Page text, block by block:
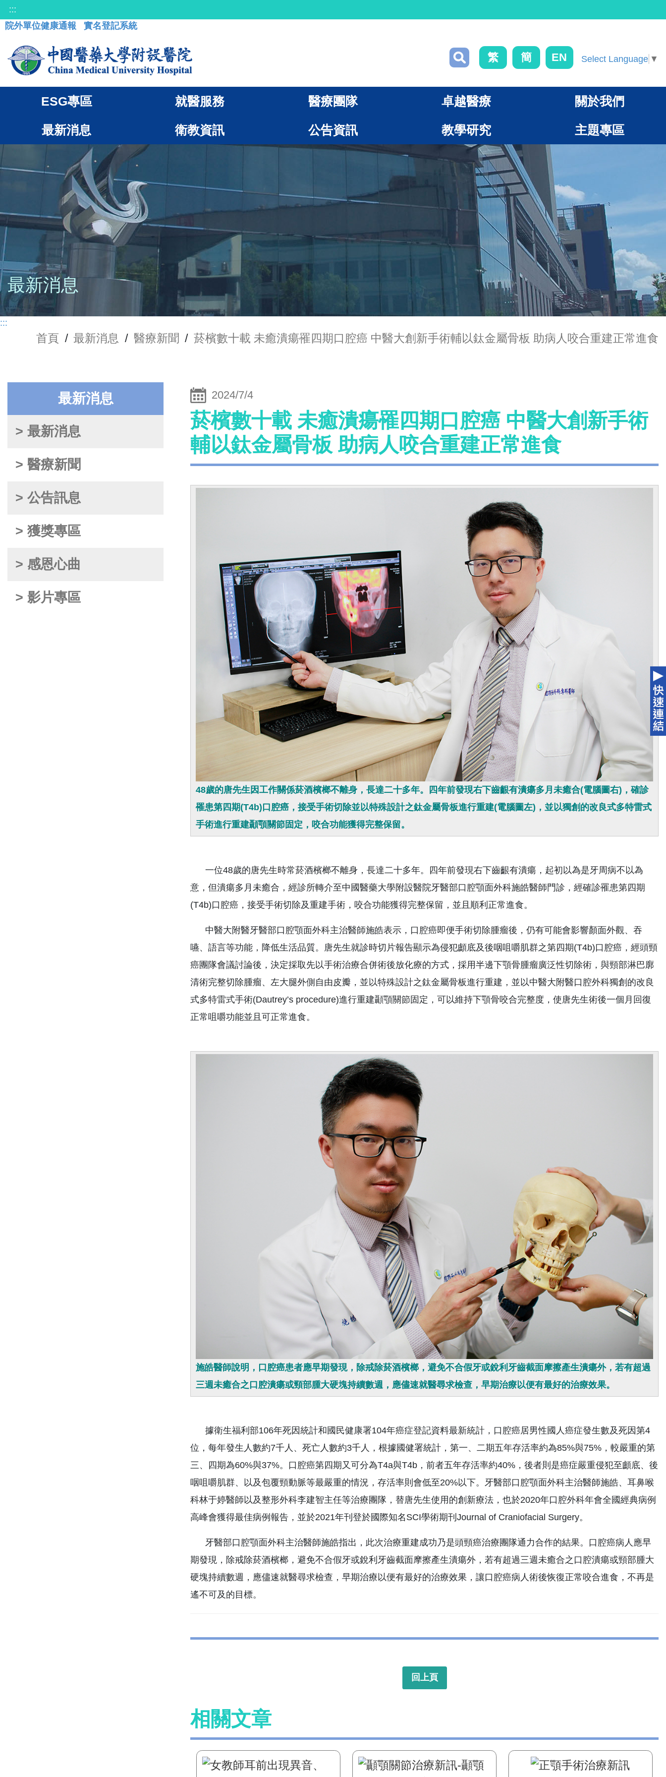
:::
院外單位健康通報
實名登記系統
繁 簡 EN Select Language ▼
ESG專區 就醫服務 醫療團隊 卓越醫療 關於我們
最新消息 衛教資訊 公告資訊 教學研究 主題專區
最新消息
:::
首頁 / 最新消息 / 醫療新聞 / 菸檳數十載 未癒潰瘍罹四期口腔癌 中醫大創新手術輔以鈦金屬骨板 助病人咬合重建正常進食
最新消息
> 最新消息
> 醫療新聞
> 公告訊息
> 獲獎專區
> 感恩心曲
> 影片專區
2024/7/4
菸檳數十載 未癒潰瘍罹四期口腔癌 中醫大創新手術
輔以鈦金屬骨板 助病人咬合重建正常進食
48歲的唐先生因工作關係菸酒檳榔不離身，長達二十多年。四年前發現右下齒齦有潰瘍多月未癒合(電腦圖右)，確診
罹患第四期(T4b)口腔癌，接受手術切除並以特殊設計之鈦金屬骨板進行重建(電腦圖左)，並以獨創的改良式多特雷式
手術進行重建顳顎關節固定，咬合功能獲得完整保留。
一位48歲的唐先生時常菸酒檳榔不離身，長達二十多年。四年前發現右下齒齦有潰瘍，起初以為是牙周病不以為
意，但潰瘍多月未癒合，經診所轉介至中國醫藥大學附設醫院牙醫部口腔顎面外科施皓醫師門診，經確診罹患第四期
(T4b)口腔癌，接受手術切除及重建手術，咬合功能獲得完整保留，並且順利正常進食。
中醫大附醫牙醫部口腔顎面外科主治醫師施皓表示，口腔癌即便手術切除腫瘤後，仍有可能會影響顏面外觀、吞
嚥、語言等功能，降低生活品質。唐先生就診時切片報告顯示為侵犯顱底及後咽咀嚼肌群之第四期(T4b)口腔癌，經頭頸
癌團隊會議討論後，決定採取先以手術治療合併術後放化療的方式，採用半邊下顎骨腫瘤廣泛性切除術，與頸部淋巴廓
清術完整切除腫瘤、左大腿外側自由皮瓣，並以特殊設計之鈦金屬骨板進行重建，並以中醫大附醫口腔外科獨創的改良
式多特雷式手術(Dautrey’s procedure)進行重建顳顎關節固定，可以維持下顎骨咬合完整度，使唐先生術後一個月回復
正常咀嚼功能並且可正常進食。
施皓醫師說明，口腔癌患者應早期發現，除戒除菸酒檳榔，避免不合假牙或銳利牙齒截面摩擦產生潰瘍外，若有超過
三週未癒合之口腔潰瘍或頸部腫大硬塊持續數週，應儘速就醫尋求檢查，早期治療以便有最好的治療效果。
據衛生福利部106年死因統計和國民健康署104年癌症登記資料最新統計，口腔癌居男性國人癌症發生數及死因第4
位，每年發生人數約7千人、死亡人數約3千人，根據國健署統計，第一、二期五年存活率約為85%與75%，較嚴重的第
三、四期為60%與37%。口腔癌第四期又可分為T4a與T4b，前者五年存活率約40%，後者則是癌症嚴重侵犯至顱底、後
咽咀嚼肌群、以及包覆頸動脈等最嚴重的情況，存活率則會低至20%以下。牙醫部口腔顎面外科主治醫師施皓、耳鼻喉
科林于婷醫師以及整形外科李建智主任等治療團隊，替唐先生使用的創新療法，也於2020年口腔外科年會全國經典病例
高峰會獲得最佳病例報告，並於2021年刊登於國際知名SCI學術期刊Journal of Craniofacial Surgery。
牙醫部口腔顎面外科主治醫師施皓指出，此次治療重建成功乃是頭頸癌治療團隊通力合作的結果。口腔癌病人應早
期發現，除戒除菸酒檳榔，避免不合假牙或銳利牙齒截面摩擦產生潰瘍外，若有超過三週未癒合之口腔潰瘍或頸部腫大
硬塊持續數週，應儘速就醫尋求檢查，早期治療以便有最好的治療效果，讓口腔癌病人術後恢復正常咬合進食，不再是
遙不可及的目標。
回上頁
相關文章